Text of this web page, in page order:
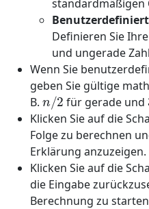
standardmäßigen
Definieren Sie
und ungerade
Wenn Sie
geben Sie gültige
B.
n/2
für gerade und
Klicken Sie auf die
Folge zu berechnen
Erklärung anzuzeigen.
Klicken Sie auf die
die Eingabe
Berechnung zu